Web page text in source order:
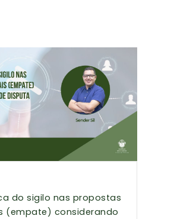
do sigilo nas propostas
(empate) considerando